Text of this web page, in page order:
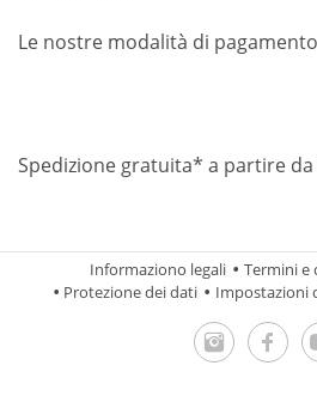
Le nostre modalità di pagamento
Spedizione gratuita* a partire
Informaziono legali
Termini e
Protezione dei dati
Impostazioni